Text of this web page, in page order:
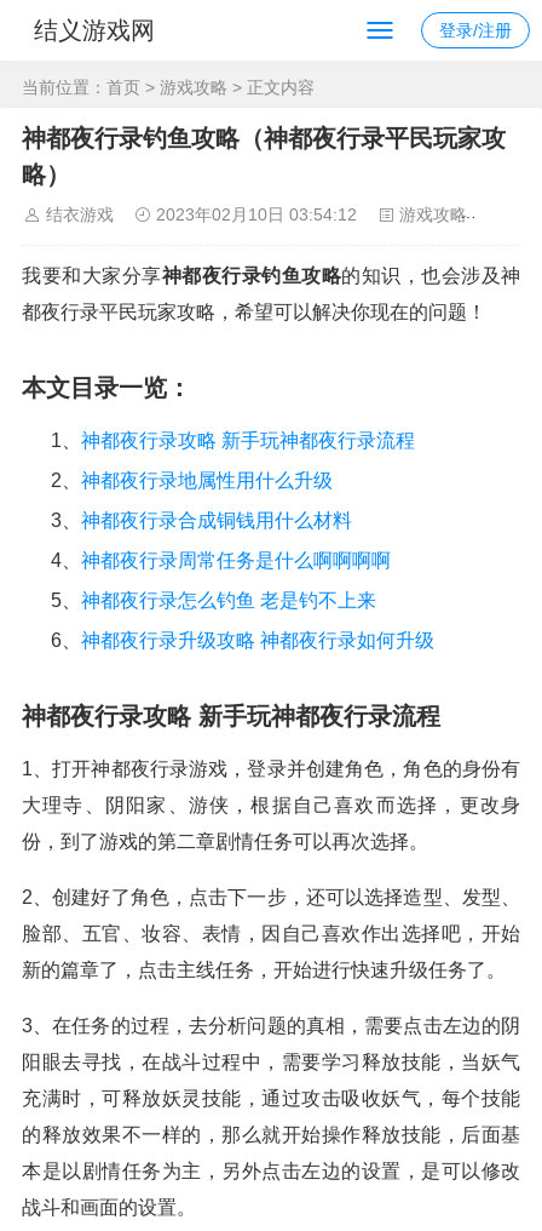
结义游戏网 登录/注册
当前位置： 首页 > 游戏攻略 > 正文内容
神都夜行录钓鱼攻略（神都夜行录平民玩家攻
略）
结衣游戏 2023年02月10日 03:54:12 游戏攻略
我要和大家分享神都夜行录钓鱼攻略的知识，也会涉及神
都夜行录平民玩家攻略，希望可以解决你现在的问题！
本文目录一览：
1、 神都夜行录攻略 新手玩神都夜行录流程
2、 神都夜行录地属性用什么升级
3、 神都夜行录合成铜钱用什么材料
4、 神都夜行录周常任务是什么啊啊啊啊
5、 神都夜行录怎么钓鱼 老是钓不上来
6、 神都夜行录升级攻略 神都夜行录如何升级
神都夜行录攻略 新手玩神都夜行录流程
1、打开神都夜行录游戏，登录并创建角色，角色的身份有
大理寺、阴阳家、游侠，根据自己喜欢而选择，更改身
份，到了游戏的第二章剧情任务可以再次选择。
2、创建好了角色，点击下一步，还可以选择造型、发型、
脸部、五官、妆容、表情，因自己喜欢作出选择吧，开始
新的篇章了，点击主线任务，开始进行快速升级任务了。
3、在任务的过程，去分析问题的真相，需要点击左边的阴
阳眼去寻找，在战斗过程中，需要学习释放技能，当妖气
充满时，可释放妖灵技能，通过攻击吸收妖气，每个技能
的释放效果不一样的，那么就开始操作释放技能，后面基
本是以剧情任务为主，另外点击左边的设置，是可以修改
战斗和画面的设置。